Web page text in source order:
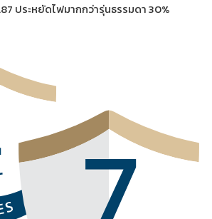
ประหยัดไฟมากกว่ารุ่นธรรมดา 30%